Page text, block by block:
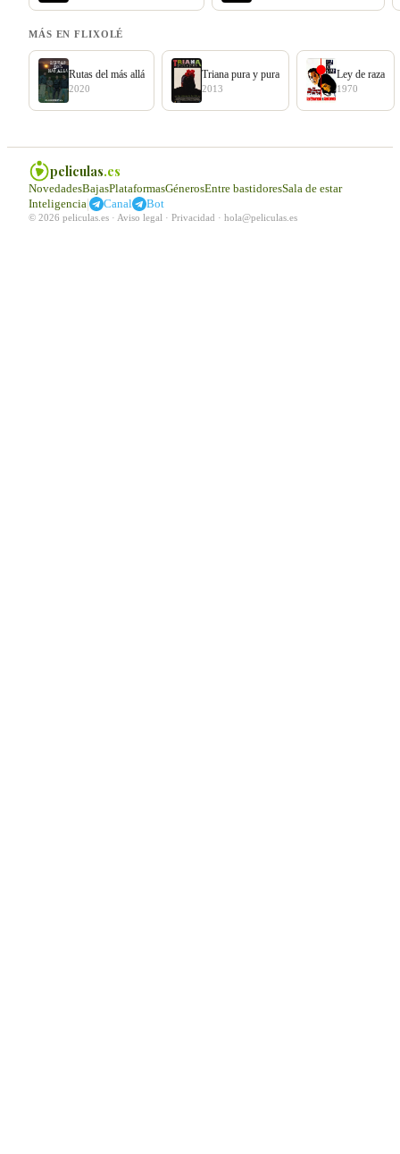
MÁS EN FLIXOLÉ
Rutas del más allá
2020
Triana pura y pura
2013
Ley de raza
1970
peliculas.es
NovedadesBajasPlataformasGénerosEntre bastidoresSala de estar
Inteligencia| Canal Bot
© 2026 peliculas.es · Aviso legal · Privacidad · hola@peliculas.es